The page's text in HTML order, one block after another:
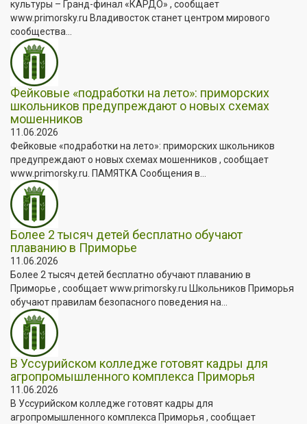
культуры – Гранд-финал «КАРДО» , сообщает
www.primorsky.ru Владивосток станет центром мирового
сообщества...
Фейковые «подработки на лето»: приморских
школьников предупреждают о новых схемах
мошенников
11.06.2026
Фейковые «подработки на лето»: приморских школьников
предупреждают о новых схемах мошенников , сообщает
www.primorsky.ru. ПАМЯТКА Сообщения в...
Более 2 тысяч детей бесплатно обучают
плаванию в Приморье
11.06.2026
Более 2 тысяч детей бесплатно обучают плаванию в
Приморье , сообщает www.primorsky.ru Школьников Приморья
обучают правилам безопасного поведения на...
В Уссурийском колледже готовят кадры для
агропромышленного комплекса Приморья
11.06.2026
В Уссурийском колледже готовят кадры для
агропромышленного комплекса Приморья , сообщает